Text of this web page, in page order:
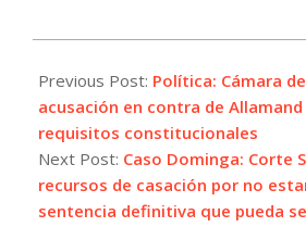
05-
18
Previous Post: Política: Cámara
acusación en contra de
requisitos constitucionales
Next Post: Caso Dominga: Corte
recursos de casación por no
sentencia definitiva que pueda